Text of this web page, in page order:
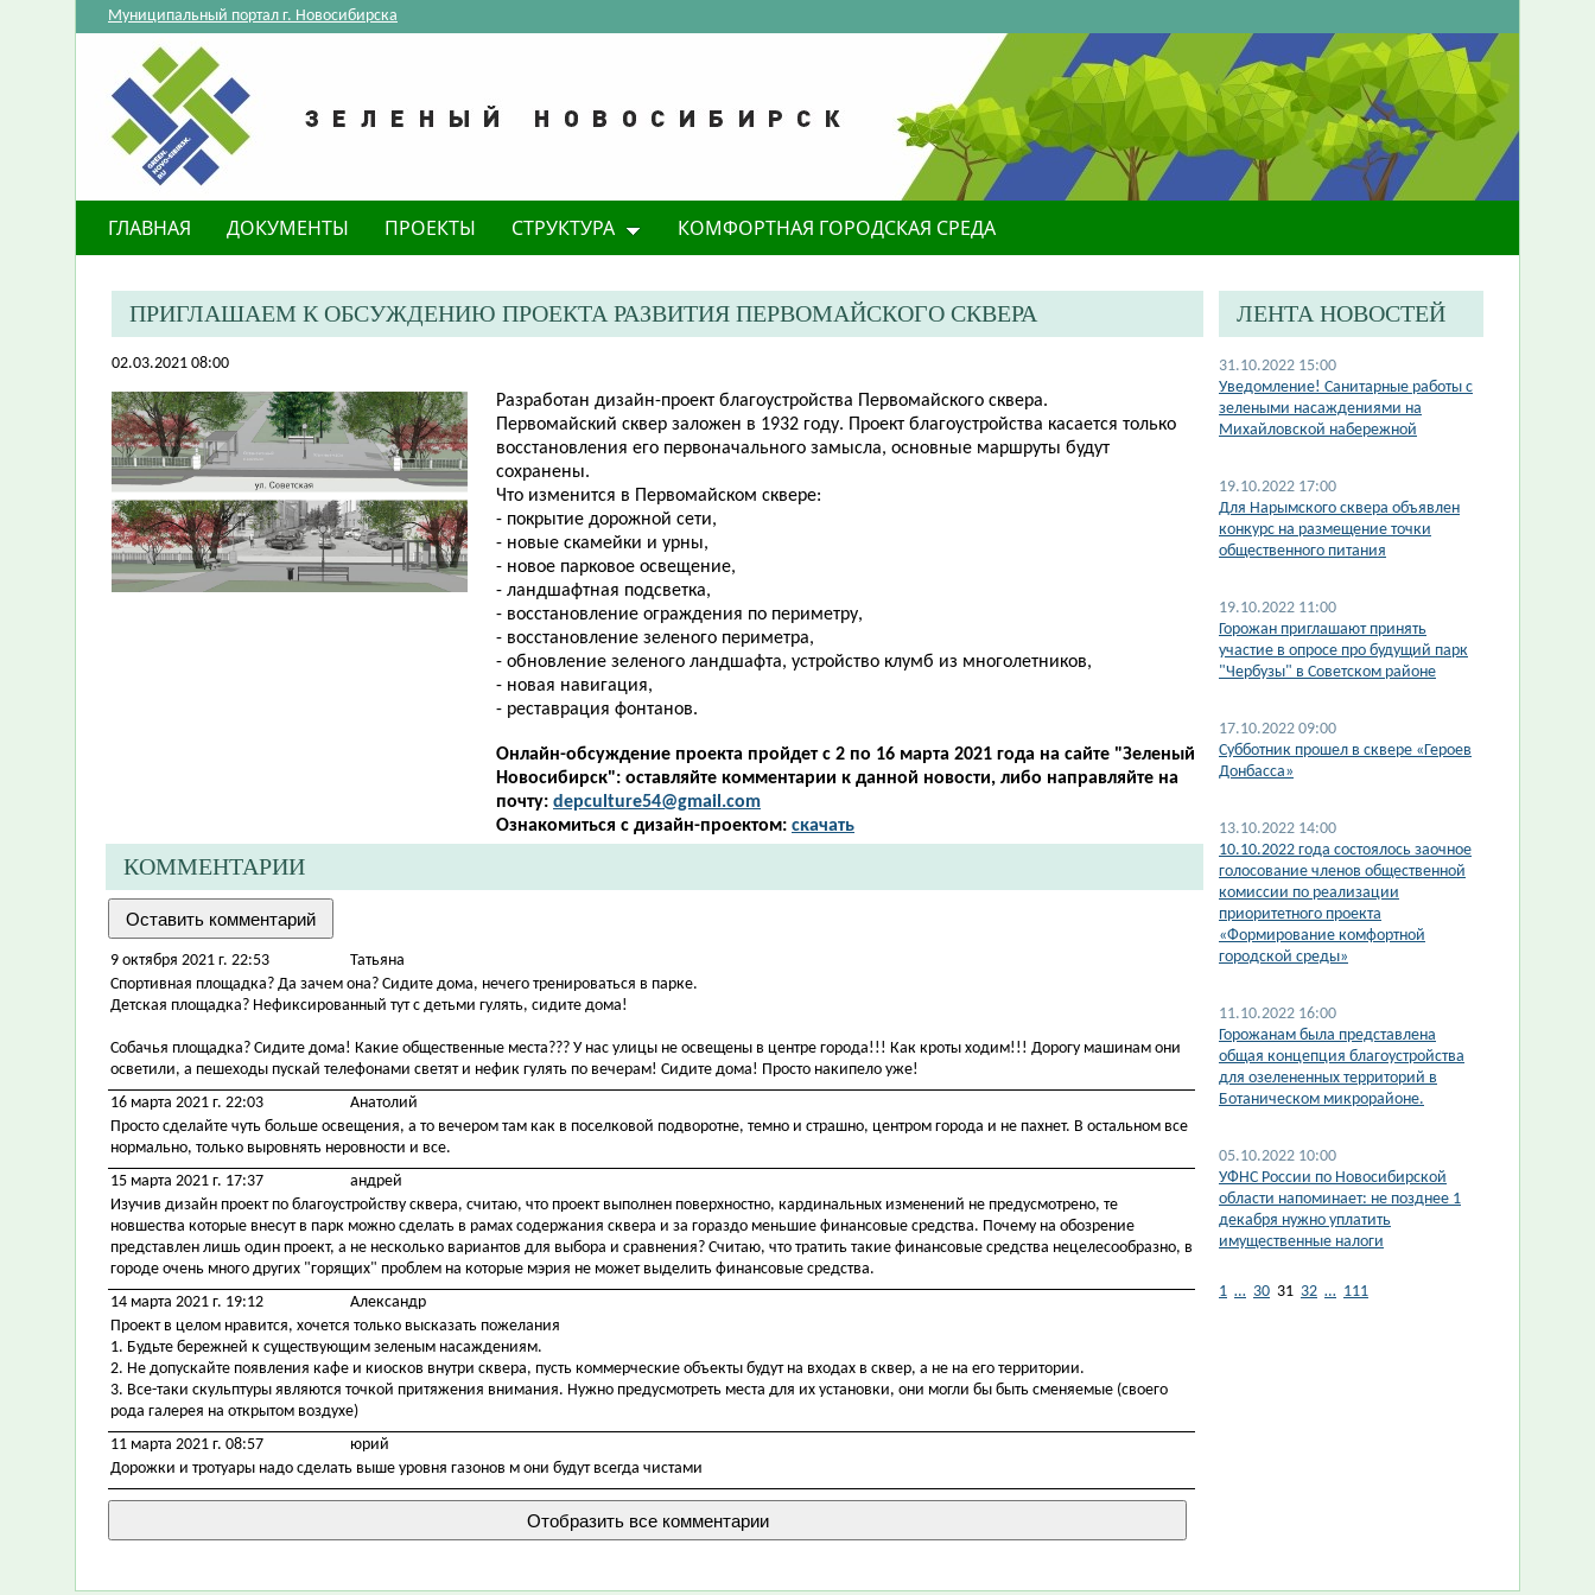
Муниципальный портал г. Новосибирска
ГЛАВНАЯ ДОКУМЕНТЫ ПРОЕКТЫ СТРУКТУРА КОМФОРТНАЯ ГОРОДСКАЯ СРЕДА
ПРИГЛАШАЕМ К ОБСУЖДЕНИЮ ПРОЕКТА РАЗВИТИЯ ПЕРВОМАЙСКОГО СКВЕРА
02.03.2021 08:00
Разработан дизайн-проект благоустройства Первомайского сквера.
Первомайский сквер заложен в 1932 году. Проект благоустройства касается только
восстановления его первоначального замысла, основные маршруты будут
сохранены.
Что изменится в Первомайском сквере:
- покрытие дорожной сети,
- новые скамейки и урны,
- новое парковое освещение,
- ландшафтная подсветка,
- восстановление ограждения по периметру,
- восстановление зеленого периметра,
- обновление зеленого ландшафта, устройство клумб из многолетников,
- новая навигация,
- реставрация фонтанов.
Онлайн-обсуждение проекта пройдет с 2 по 16 марта 2021 года на сайте "Зеленый
Новосибирск": оставляйте комментарии к данной новости, либо направляйте на
почту: depculture54@gmail.com
Ознакомиться с дизайн-проектом: скачать
КОММЕНТАРИИ
9 октября 2021 г. 22:53
Татьяна
Спортивная площадка? Да зачем она? Сидите дома, нечего тренироваться в парке.
Детская площадка? Нефиксированный тут с детьми гулять, сидите дома!
Собачья площадка? Сидите дома! Какие общественные места??? У нас улицы не освещены в центре города!!! Как кроты ходим!!! Дорогу машинам они
осветили, а пешеходы пускай телефонами светят и нефик гулять по вечерам! Сидите дома! Просто накипело уже!
16 марта 2021 г. 22:03
Анатолий
Просто сделайте чуть больше освещения, а то вечером там как в поселковой подворотне, темно и страшно, центром города и не пахнет. В остальном все
нормально, только выровнять неровности и все.
15 марта 2021 г. 17:37
андрей
Изучив дизайн проект по благоустройству сквера, считаю, что проект выполнен поверхностно, кардинальных изменений не предусмотрено, те
новшества которые внесут в парк можно сделать в рамах содержания сквера и за гораздо меньшие финансовые средства. Почему на обозрение
представлен лишь один проект, а не несколько вариантов для выбора и сравнения? Считаю, что тратить такие финансовые средства нецелесообразно, в
городе очень много других "горящих" проблем на которые мэрия не может выделить финансовые средства.
14 марта 2021 г. 19:12
Александр
Проект в целом нравится, хочется только высказать пожелания
1. Будьте бережней к существующим зеленым насаждениям.
2. Не допускайте появления кафе и киосков внутри сквера, пусть коммерческие объекты будут на входах в сквер, а не на его территории.
3. Все-таки скульптуры являются точкой притяжения внимания. Нужно предусмотреть места для их установки, они могли бы быть сменяемые (своего
рода галерея на открытом воздухе)
11 марта 2021 г. 08:57
юрий
Дорожки и тротуары надо сделать выше уровня газонов м они будут всегда чистами
ЛЕНТА НОВОСТЕЙ
31.10.2022 15:00
Уведомление! Санитарные работы с
зелеными насаждениями на
Михайловской набережной
19.10.2022 17:00
​Для Нарымского сквера объявлен
конкурс на размещение точки
общественного питания
19.10.2022 11:00
Горожан приглашают принять
участие в опросе про будущий парк
"Чербузы" в Советском районе
17.10.2022 09:00
Субботник прошел в сквере «Героев
Донбасса»
13.10.2022 14:00
10.10.2022 года состоялось заочное
голосование членов общественной
комиссии по реализации
приоритетного проекта
«Формирование комфортной
городской среды»
11.10.2022 16:00
Горожанам была представлена
общая концепция благоустройства
для озелененных территорий в
Ботаническом микрорайоне.
05.10.2022 10:00
УФНС России по Новосибирской
области напоминает: не позднее 1
декабря нужно уплатить
имущественные налоги
1 … 30 31 32 … 111